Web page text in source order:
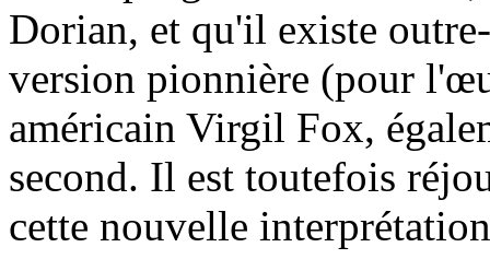
Dorian, et qu'il existe
version pionnière (pour
américain Virgil Fox,
second. Il est toutefois
cette nouvelle